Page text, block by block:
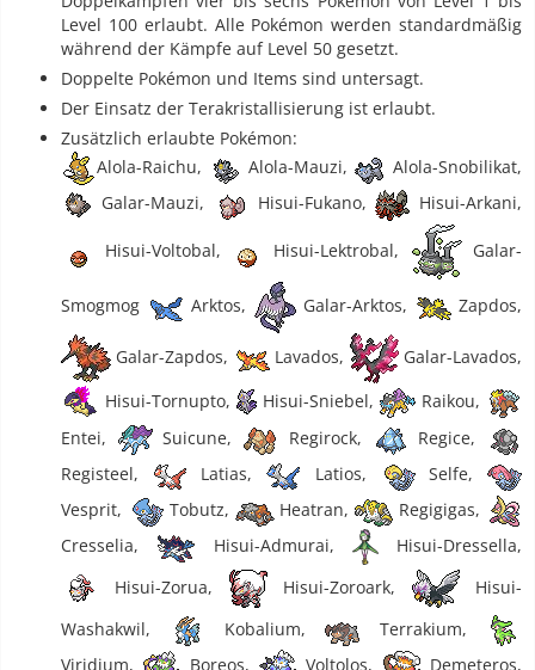
Level 100 erlaubt. Alle Pokémon werden standardmäßig
während der Kämpfe auf Level 50 gesetzt.
Doppelte Pokémon und Items sind untersagt.
Der Einsatz der Terakristallisierung ist erlaubt.
Zusätzlich erlaubte Pokémon:
Alola-Raichu,
Alola-Mauzi,
Alola-Snobilikat,
Galar-Mauzi,
Hisui-Fukano, Hisui-Arkani,
Hisui-Voltobal, Hisui-Lektrobal, Galar-
Smogmog Arktos, Galar-Arktos, Zapdos,
Galar-Zapdos, Lavados,
Galar-Lavados,
Hisui-Tornupto,
Hisui-Sniebel,
Raikou,
Entei,
Suicune, Regirock,
Regice,
Registeel,
Latias, Latios,
Selfe,
Vesprit,
Tobutz, Heatran,
Regigigas,
Cresselia,
Hisui-Admurai,
Hisui-Dressella,
Hisui-Zorua,
Hisui-Zoroark,
Hisui-
Washakwil,
Kobalium,
Terrakium,
Viridium,
Boreos, Voltolos,
Demeteros,